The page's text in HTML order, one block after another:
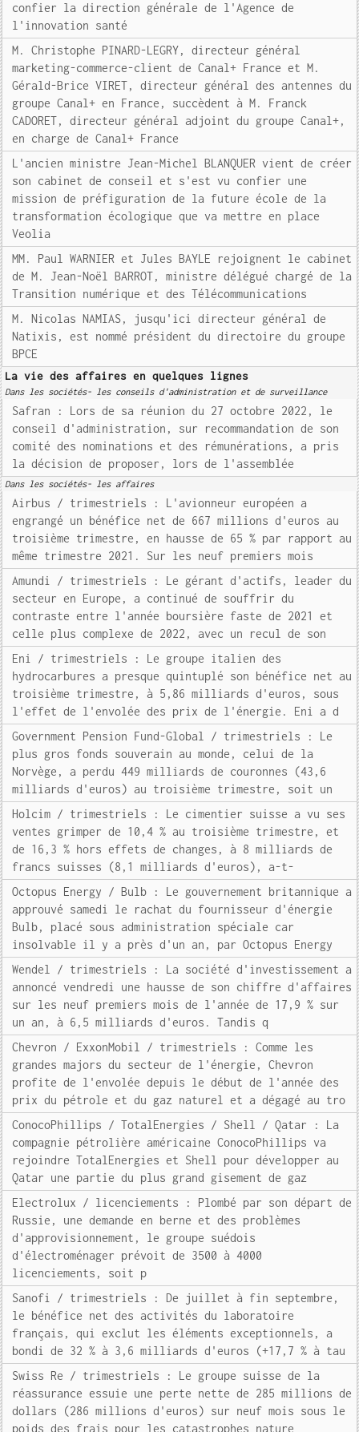
confier la direction générale de l'Agence de
l'innovation santé
M. Christophe PINARD-LEGRY, directeur général
marketing-commerce-client de Canal+ France et M.
Gérald-Brice VIRET, directeur général des antennes du
groupe Canal+ en France, succèdent à M. Franck
CADORET, directeur général adjoint du groupe Canal+,
en charge de Canal+ France
L'ancien ministre Jean-Michel BLANQUER vient de créer
son cabinet de conseil et s'est vu confier une
mission de préfiguration de la future école de la
transformation écologique que va mettre en place
Veolia
MM. Paul WARNIER et Jules BAYLE rejoignent le cabinet
de M. Jean-Noël BARROT, ministre délégué chargé de la
Transition numérique et des Télécommunications
M. Nicolas NAMIAS, jusqu'ici directeur général de
Natixis, est nommé président du directoire du groupe
BPCE
La vie des affaires en quelques lignes
Dans les sociétés- les conseils d'administration et de surveillance
Safran : Lors de sa réunion du 27 octobre 2022, le
conseil d'administration, sur recommandation de son
comité des nominations et des rémunérations, a pris
la décision de proposer, lors de l'assemblée
Dans les sociétés- les affaires
Airbus / trimestriels : L'avionneur européen a
engrangé un bénéfice net de 667 millions d'euros au
troisième trimestre, en hausse de 65 % par rapport au
même trimestre 2021. Sur les neuf premiers mois
Amundi / trimestriels : Le gérant d'actifs, leader du
secteur en Europe, a continué de souffrir du
contraste entre l'année boursière faste de 2021 et
celle plus complexe de 2022, avec un recul de son
Eni / trimestriels : Le groupe italien des
hydrocarbures a presque quintuplé son bénéfice net au
troisième trimestre, à 5,86 milliards d'euros, sous
l'effet de l'envolée des prix de l'énergie. Eni a d
Government Pension Fund-Global / trimestriels : Le
plus gros fonds souverain au monde, celui de la
Norvège, a perdu 449 milliards de couronnes (43,6
milliards d'euros) au troisième trimestre, soit un
Holcim / trimestriels : Le cimentier suisse a vu ses
ventes grimper de 10,4 % au troisième trimestre, et
de 16,3 % hors effets de changes, à 8 milliards de
francs suisses (8,1 milliards d'euros), a-t-
Octopus Energy / Bulb : Le gouvernement britannique a
approuvé samedi le rachat du fournisseur d'énergie
Bulb, placé sous administration spéciale car
insolvable il y a près d'un an, par Octopus Energy
Wendel / trimestriels : La société d'investissement a
annoncé vendredi une hausse de son chiffre d'affaires
sur les neuf premiers mois de l'année de 17,9 % sur
un an, à 6,5 milliards d'euros. Tandis q
Chevron / ExxonMobil / trimestriels : Comme les
grandes majors du secteur de l'énergie, Chevron
profite de l'envolée depuis le début de l'année des
prix du pétrole et du gaz naturel et a dégagé au tro
ConocoPhillips / TotalEnergies / Shell / Qatar : La
compagnie pétrolière américaine ConocoPhillips va
rejoindre TotalEnergies et Shell pour développer au
Qatar une partie du plus grand gisement de gaz
Electrolux / licenciements : Plombé par son départ de
Russie, une demande en berne et des problèmes
d'approvisionnement, le groupe suédois
d'électroménager prévoit de 3500 à 4000
licenciements, soit p
Sanofi / trimestriels : De juillet à fin septembre,
le bénéfice net des activités du laboratoire
français, qui exclut les éléments exceptionnels, a
bondi de 32 % à 3,6 milliards d'euros (+17,7 % à tau
Swiss Re / trimestriels : Le groupe suisse de la
réassurance essuie une perte nette de 285 millions de
dollars (286 millions d'euros) sur neuf mois sous le
poids des frais pour les catastrophes nature